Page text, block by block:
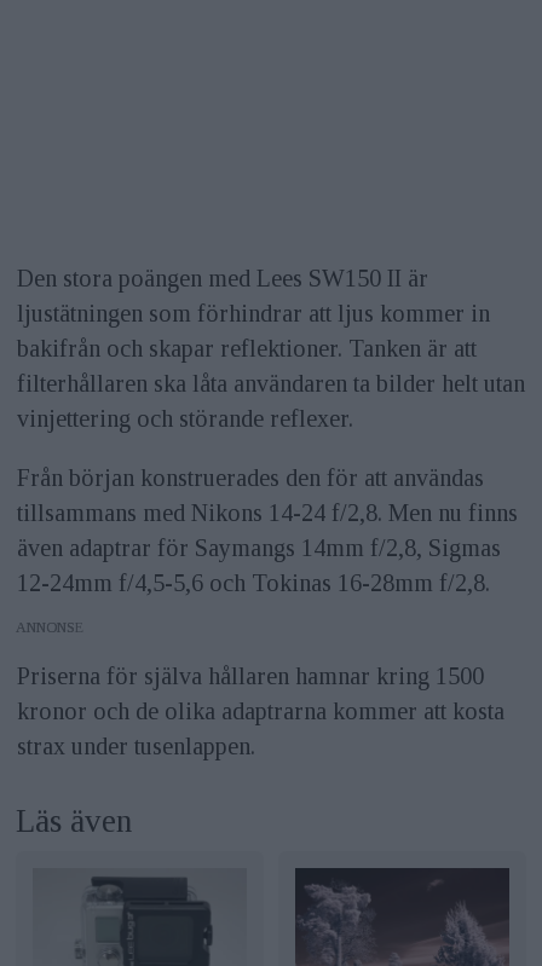
Den stora poängen med Lees SW150 II är
ljustätningen som förhindrar att ljus kommer in
bakifrån och skapar reflektioner. Tanken är att
filterhållaren ska låta användaren ta bilder helt utan
vinjettering och störande reflexer.
Från början konstruerades den för att användas
tillsammans med Nikons 14-24 f/2,8. Men nu finns
även adaptrar för Saymangs 14mm f/2,8, Sigmas
12-24mm f/4,5-5,6 och Tokinas 16-28mm f/2,8.
ANNONS
Priserna för själva hållaren hamnar kring 1500
kronor och de olika adaptrarna kommer att kosta
strax under tusenlappen.
Läs även